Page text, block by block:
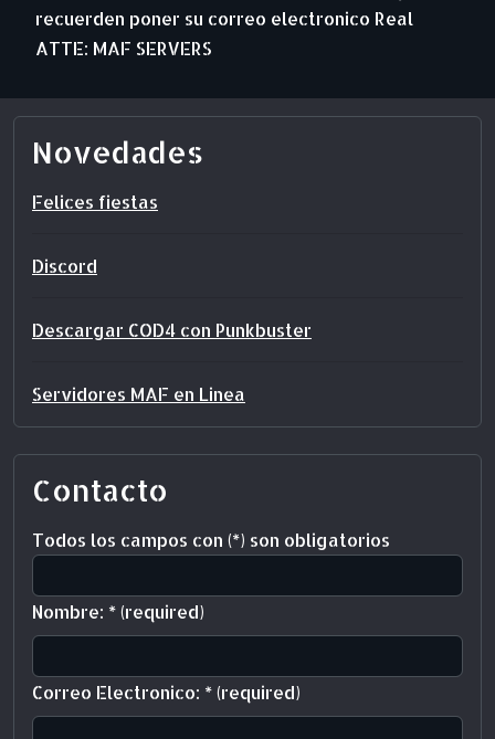
recuerden poner su correo electronico Real
ATTE: MAF SERVERS
Novedades
Felices fiestas
Discord
Descargar COD4 con Punkbuster
Servidores MAF en Linea
Contacto
Todos los campos con (*) son obligatorios
Nombre: *(required)
Correo Electronico: *(required)